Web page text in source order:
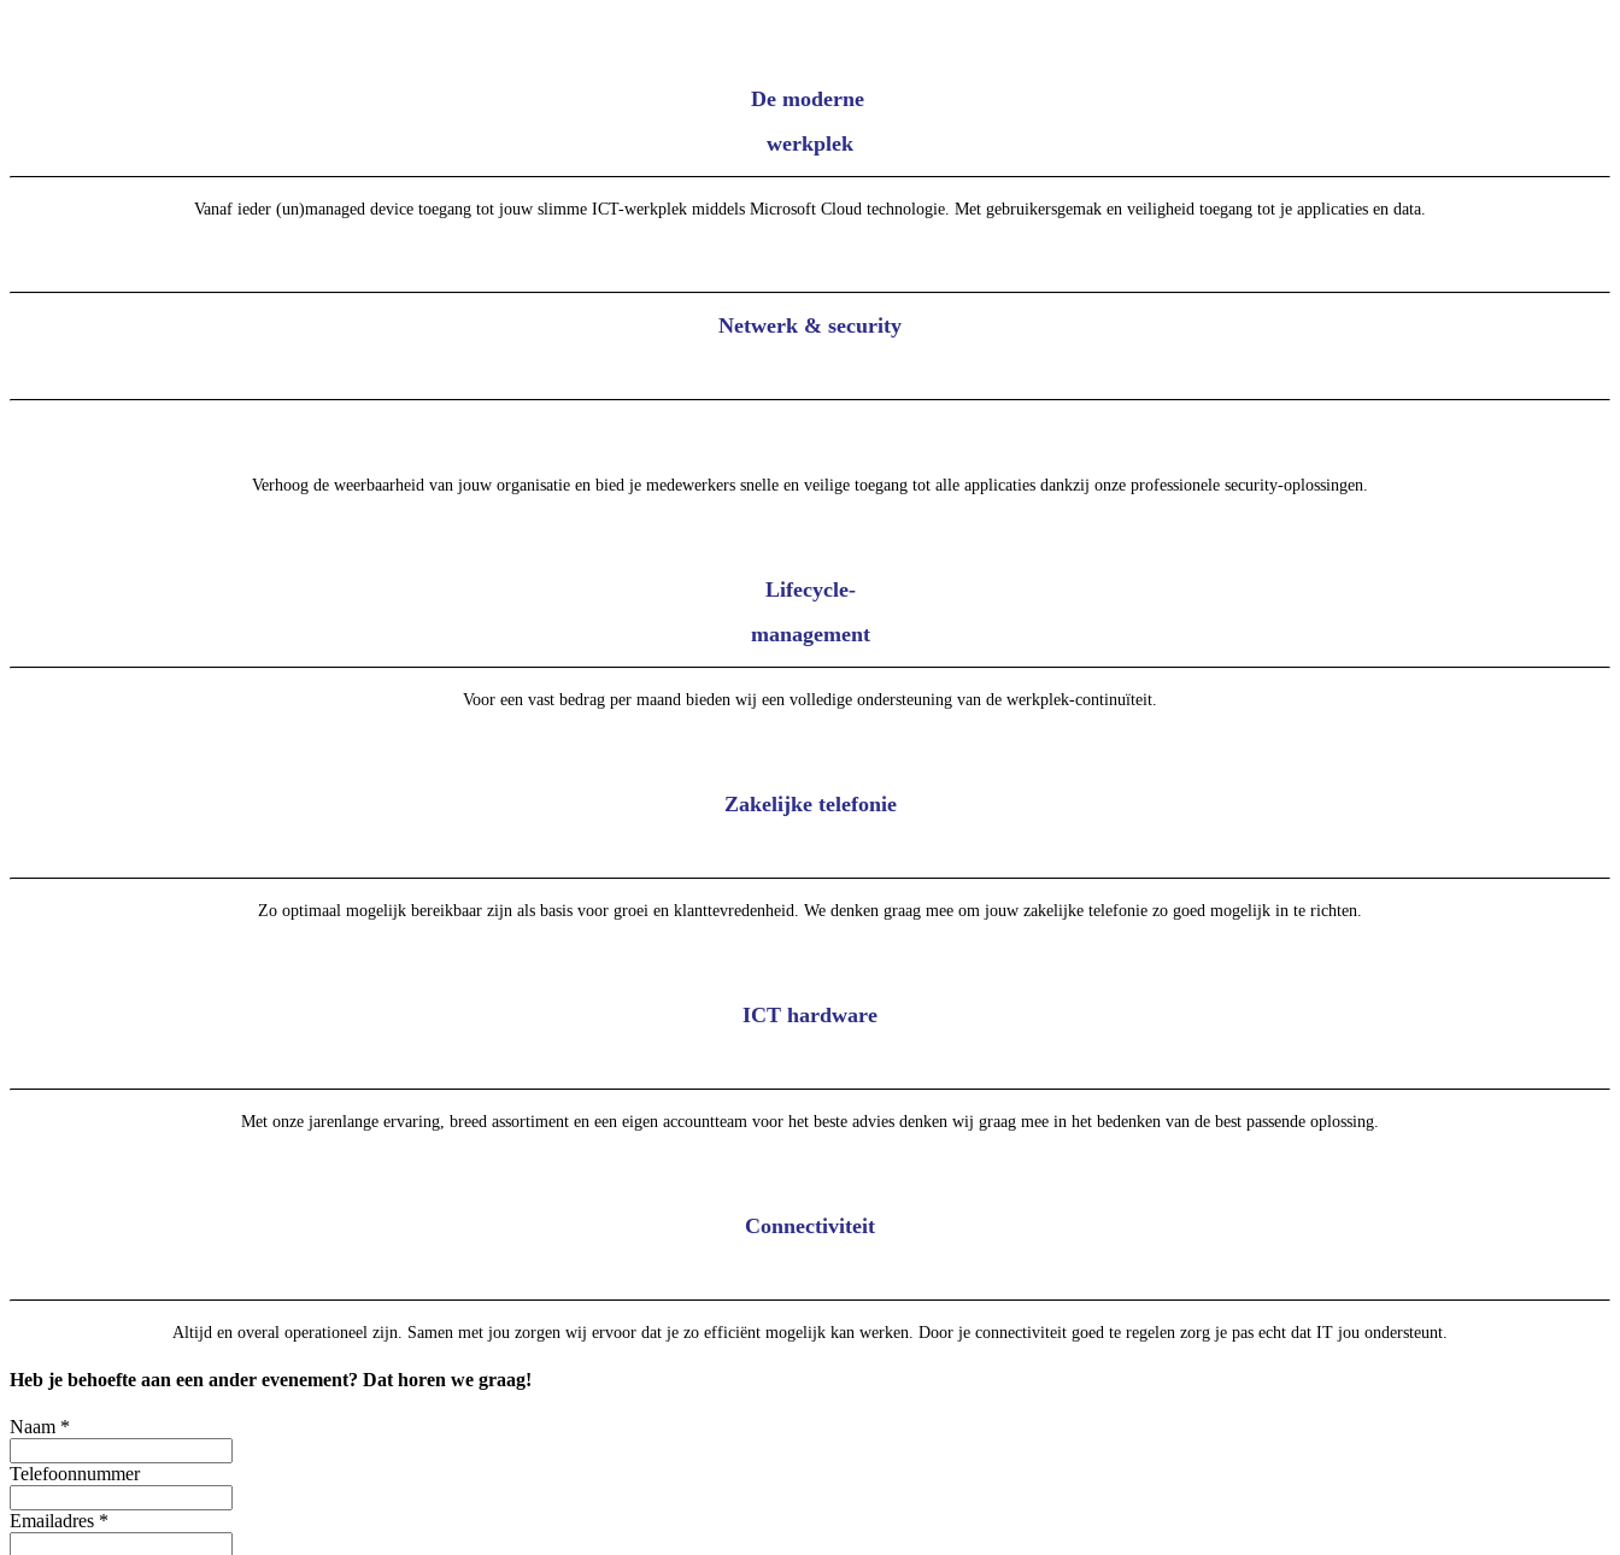
De moderne
werkplek
Vanaf ieder (un)managed device toegang tot jouw slimme ICT-werkplek middels Microsoft Cloud technologie. Met gebruikersgemak en veiligheid toegang tot je applicaties en data.
Netwerk & security
Verhoog de weerbaarheid van jouw organisatie en bied je medewerkers snelle en veilige toegang tot alle applicaties dankzij onze professionele security-oplossingen.
Lifecycle-
management
Voor een vast bedrag per maand bieden wij een volledige ondersteuning van de werkplek-continuïteit.
Zakelijke telefonie
Zo optimaal mogelijk bereikbaar zijn als basis voor groei en klanttevredenheid. We denken graag mee om jouw zakelijke telefonie zo goed mogelijk in te richten.
ICT hardware
Met onze jarenlange ervaring, breed assortiment en een eigen accountteam voor het beste advies denken wij graag mee in het bedenken van de best passende oplossing.
Connectiviteit
Altijd en overal operationeel zijn. Samen met jou zorgen wij ervoor dat je zo efficiënt mogelijk kan werken. Door je connectiviteit goed te regelen zorg je pas echt dat IT jou ondersteunt.
Heb je behoefte aan een ander evenement? Dat horen we graag!
Naam *
Telefoonnummer
Emailadres *